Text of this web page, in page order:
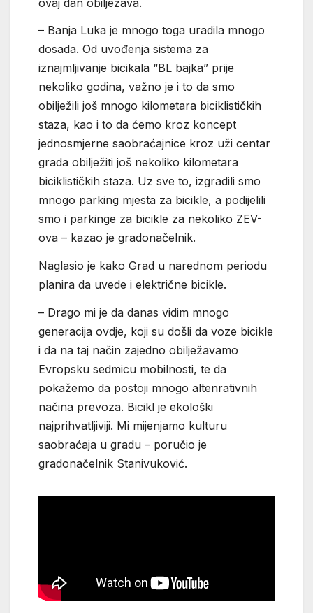
– Banja Luka je mnogo toga uradila mnogo
dosada. Od uvođenja sistema za
iznajmljivanje bicikala “BL bajka” prije
nekoliko godina, važno je i to da smo
obilježili još mnogo kilometara biciklističkih
staza, kao i to da ćemo kroz koncept
jednosmjerne saobraćajnice kroz uži centar
grada obilježiti još nekoliko kilometara
biciklističkih staza. Uz sve to, izgradili smo
mnogo parking mjesta za bicikle, a podijelili
smo i parkinge za bicikle za nekoliko ZEV-
ova – kazao je gradonačelnik.
Naglasio je kako Grad u narednom periodu
planira da uvede i električne bicikle.
– Drago mi je da danas vidim mnogo
generacija ovdje, koji su došli da voze bicikle
i da na taj način zajedno obilježavamo
Evropsku sedmicu mobilnosti, te da
pokažemo da postoji mnogo altenrativnih
načina prevoza. Bicikl je ekološki
najprihvatljiviji. Mi mijenjamo kulturu
saobraćaja u gradu – poručio je
gradonačelnik Stanivuković.